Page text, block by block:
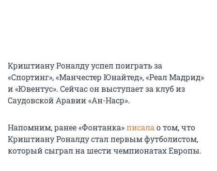
Криштиану Роналду успел поиграть за
«Спортинг», «Манчестер Юнайтед», «Реал Мадрид»
и «Ювентус». Сейчас он выступает за клуб из
Саудовской Аравии «Ан-Наср».
Напомним, ранее «Фонтанка»писала о том, что
Криштиану Роналду стал первым футболистом,
который сыграл на шести чемпионатах Европы.